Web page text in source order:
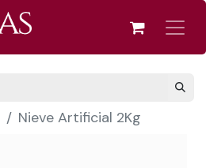
Nieve Artificial 2Kg